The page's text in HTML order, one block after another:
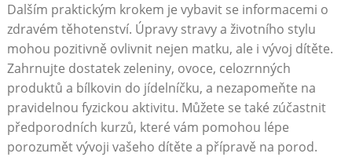
Dalším praktickým krokem je vybavit se informacemi o
zdravém těhotenství. Úpravy stravy a životního stylu
mohou pozitivně ovlivnit nejen matku, ale i vývoj dítěte.
Zahrnujte dostatek zeleniny, ovoce, celozrnných
produktů a bílkovin do jídelníčku, a nezapomeňte na
pravidelnou fyzickou aktivitu. Můžete se také zúčastnit
předporodních kurzů, které vám pomohou lépe
porozumět vývoji vašeho dítěte a přípravě na porod.